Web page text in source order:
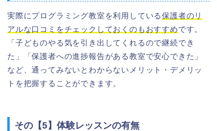
実際にプログラミング教室を利用している保護者のリ
アルな口コミをチェックしておくのもおすすめです。
「子どものやる気を引き出してくれるので継続でき
た」「保護者への進捗報告がある教室で安心できた」
など、通ってみないとわからないメリット・デメリッ
トを把握することができます。
その【5】体験レッスンの有無